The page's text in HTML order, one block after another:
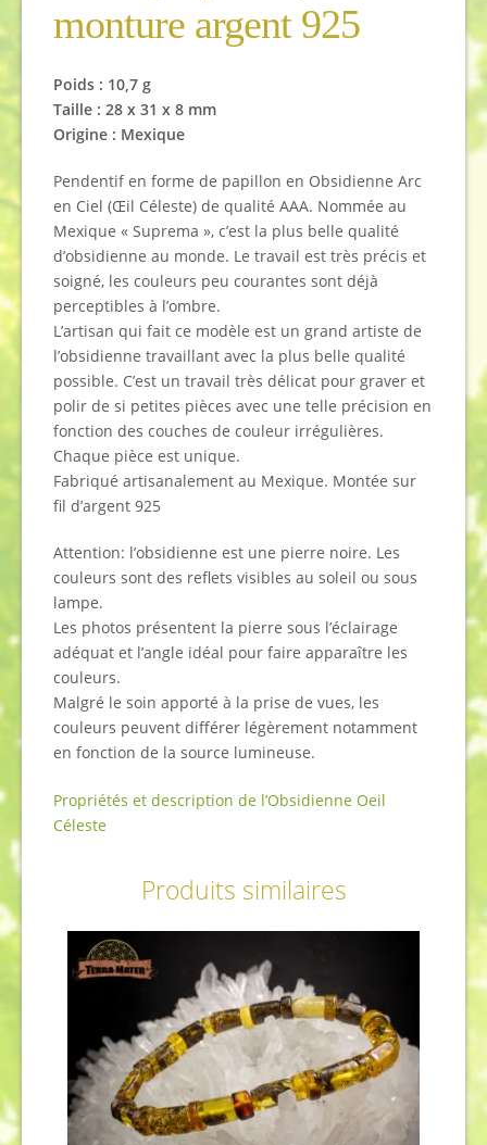
monture argent 925
Poids : 10,7 g
Taille : 28 x 31 x 8 mm
Origine : Mexique
Pendentif en forme de papillon en Obsidienne Arc
en Ciel (Œil Céleste) de qualité AAA. Nommée au
Mexique « Suprema », c’est la plus belle qualité
d’obsidienne au monde. Le travail est très précis et
soigné, les couleurs peu courantes sont déjà
perceptibles à l’ombre.
L’artisan qui fait ce modèle est un grand artiste de
l’obsidienne travaillant avec la plus belle qualité
possible. C’est un travail très délicat pour graver et
polir de si petites pièces avec une telle précision en
fonction des couches de couleur irrégulières.
Chaque pièce est unique.
Fabriqué artisanalement au Mexique. Montée sur
fil d’argent 925
Attention: l’obsidienne est une pierre noire. Les
couleurs sont des reflets visibles au soleil ou sous
lampe.
Les photos présentent la pierre sous l’éclairage
adéquat et l’angle idéal pour faire apparaître les
couleurs.
Malgré le soin apporté à la prise de vues, les
couleurs peuvent différer légèrement notamment
en fonction de la source lumineuse.
Propriétés et description de l’Obsidienne Oeil
Céleste
Produits similaires